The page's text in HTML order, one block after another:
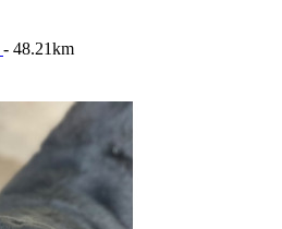
- 48.21km